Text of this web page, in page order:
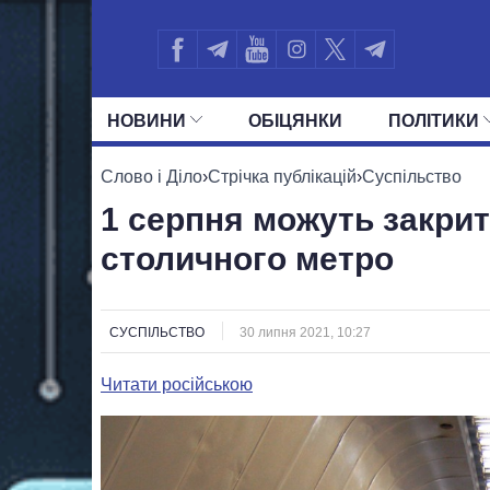
НОВИНИ ОБIЦЯНКИ ПОЛIТИКИ
УСІ ПОЛІТИКИ ПРЕЗИДЕНТ І ОФІС
Слово і Діло›Стрічка публікацій›Суспільство
1 серпня можуть
столичного метро
СУСПІЛЬСТВО 30 липня 2021, 10:27
Читати російською